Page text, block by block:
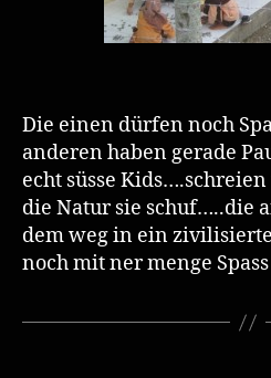
Die einen dürfen noch
anderen haben gerade
echt süsse
die Natur sie schuf…..die
dem weg in ein
noch mit ner menge